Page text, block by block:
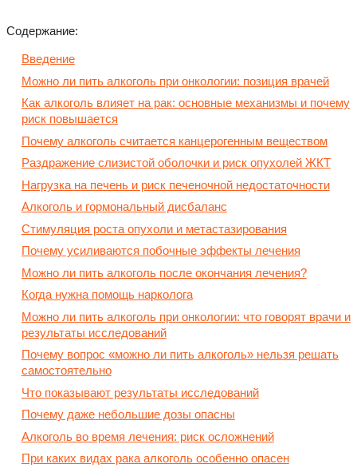
Содержание:
Введение
Можно ли пить алкоголь при онкологии: позиция врачей
Как алкоголь влияет на рак: основные механизмы и почему
риск повышается
Почему алкоголь считается канцерогенным веществом
Раздражение слизистой оболочки и риск опухолей ЖКТ
Нагрузка на печень и риск печеночной недостаточности
Алкоголь и гормональный дисбаланс
Стимуляция роста опухоли и метастазирования
Почему усиливаются побочные эффекты лечения
Можно ли пить алкоголь после окончания лечения?
Когда нужна помощь нарколога
Можно ли пить алкоголь при онкологии: что говорят врачи и
результаты исследований
Почему вопрос «можно ли пить алкоголь» нельзя решать
самостоятельно
Что показывают результаты исследований
Почему даже небольшие дозы опасны
Алкоголь во время лечения: риск осложнений
При каких видах рака алкоголь особенно опасен